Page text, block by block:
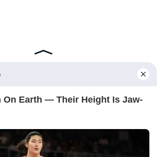
та умови користування